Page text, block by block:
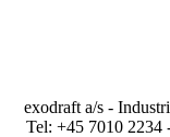
exodraft a/s -
Tel: +45 7010 2234